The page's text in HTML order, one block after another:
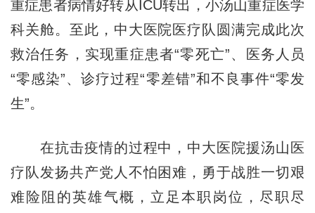
重症患者病情好转从ICU转出，小汤山重症医学
科关舱。至此，中大医院医疗队圆满完成此次
救治任务，实现重症患者“零死亡”、医务人员
“零感染”、诊疗过程“零差错”和不良事件“零发
生”。
在抗击疫情的过程中，中大医院援汤山医
疗队发扬共产党人不怕困难，勇于战胜一切艰
难险阻的英雄气概，立足本职岗位，尽职尽